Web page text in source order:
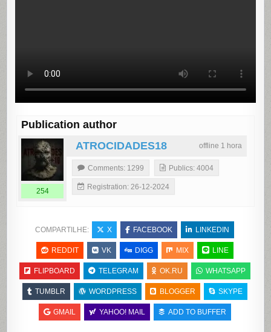
Publication author
offline 1 hora
ATROCIDADES18
254
Comments: 1299 Publics: 4004
Registration: 26-12-2024
COMPARTILHE: X FACEBOOK LINKEDIN
REDDIT VK DIGG MIX LINE
FLIPBOARD TELEGRAM OK.RU WHATSAPP
TUMBLR WORDPRESS BLOGGER SKYPE
GMAIL YAHOO! MAIL ADD TO BUFFER